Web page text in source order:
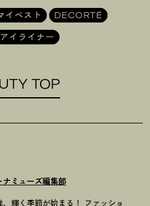
イベスト
DECORTÉ
アイライナー
TOP
ナミューズ編集部
、輝く季節が始まる！ ファッショ